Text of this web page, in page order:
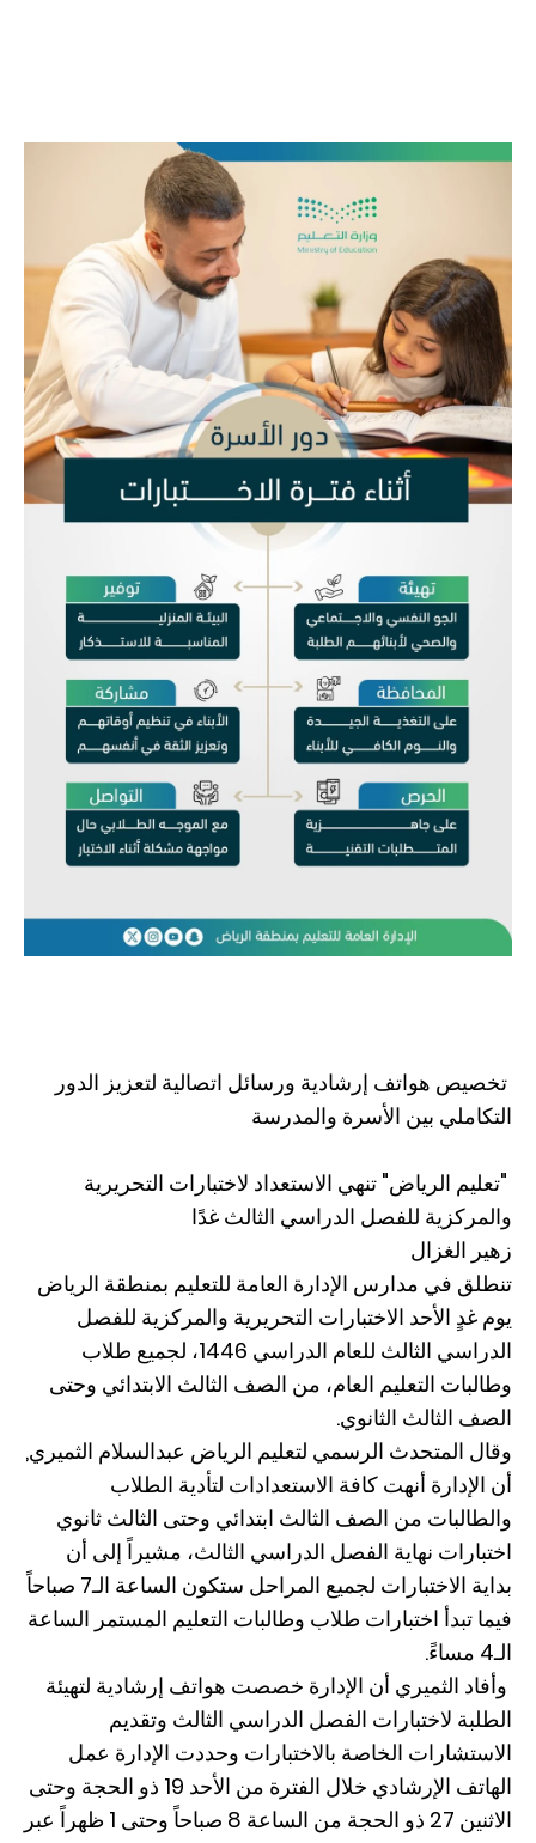
تخصيص هواتف إرشادية ورسائل اتصالية لتعزيز الدور
التكاملي بين الأسرة والمدرسة
"تعليم الرياض" تنهي الاستعداد لاختبارات التحريرية
والمركزية للفصل الدراسي الثالث غدًا
زهير الغزال
تنطلق في مدارس الإدارة العامة للتعليم بمنطقة الرياض
يوم غدٍ الأحد الاختبارات التحريرية والمركزية للفصل
الدراسي الثالث للعام الدراسي 1446، لجميع طلاب
وطالبات التعليم العام، من الصف الثالث الابتدائي وحتى
الصف الثالث الثانوي.
وقال المتحدث الرسمي لتعليم الرياض عبدالسلام الثميري,
أن الإدارة أنهت كافة الاستعدادات لتأدية الطلاب
والطالبات من الصف الثالث ابتدائي وحتى الثالث ثانوي
اختبارات نهاية الفصل الدراسي الثالث، مشيراً إلى أن
بداية الاختبارات لجميع المراحل ستكون الساعة الـ7 صباحاً
فيما تبدأ اختبارات طلاب وطالبات التعليم المستمر الساعة
الـ4 مساءً.
وأفاد الثميري أن الإدارة خصصت هواتف إرشادية لتهيئة
الطلبة لاختبارات الفصل الدراسي الثالث وتقديم
الاستشارات الخاصة بالاختبارات وحددت الإدارة عمل
الهاتف الإرشادي خلال الفترة من الأحد 19 ذو الحجة وحتى
الاثنين 27 ذو الحجة من الساعة 8 صباحاً وحتى 1 ظهراً عبر